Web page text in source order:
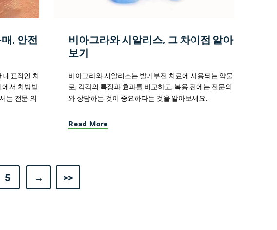
, 안전
대표적인 치
에서 처방받
는 전문 의
비아그라와 시알리스, 그 차이점 알아
보기
비아그라와 시알리스는 발기부전 치료에 사용되는 약물
로, 각각의 특징과 효과를 비교하고, 복용 전에는 전문의
와 상담하는 것이 중요하다는 것을 알아보세요.
Read More
5 → >>